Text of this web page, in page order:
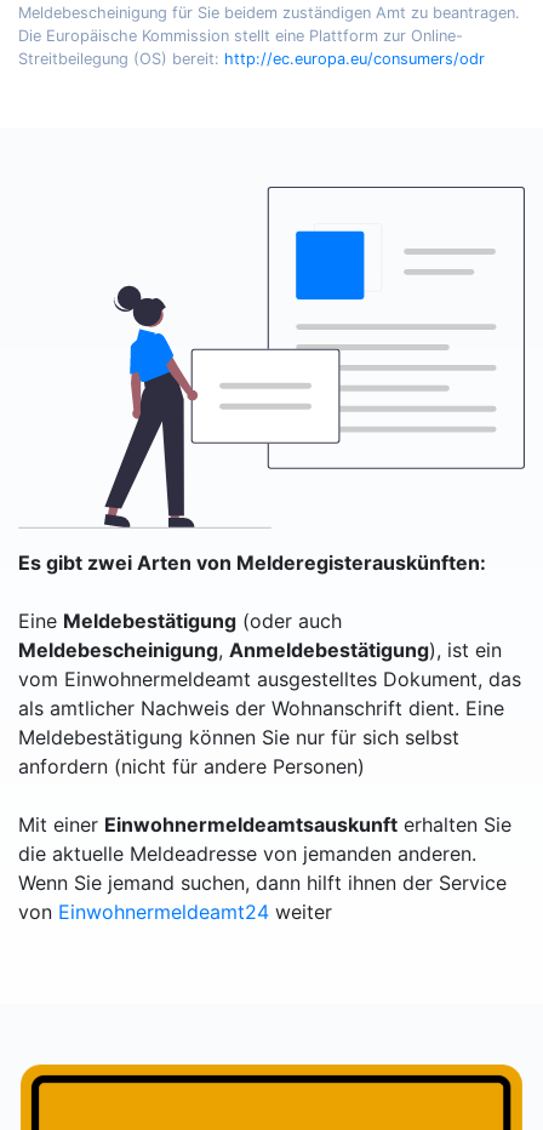
Meldebescheinigung für Sie beidem zuständigen Amt zu beantragen.
Die Europäische Kommission stellt eine Plattform zur Online-
Streitbeilegung (OS) bereit: http://ec.europa.eu/consumers/odr
Es gibt zwei Arten von Melderegisterauskünften:
Eine Meldebestätigung (oder auch
Meldebescheinigung, Anmeldebestätigung), ist ein
vom Einwohnermeldeamt ausgestelltes Dokument, das
als amtlicher Nachweis der Wohnanschrift dient. Eine
Meldebestätigung können Sie nur für sich selbst
anfordern (nicht für andere Personen)
Mit einer Einwohnermeldeamtsauskunft erhalten Sie
die aktuelle Meldeadresse von jemanden anderen.
Wenn Sie jemand suchen, dann hilft ihnen der Service
von Einwohnermeldeamt24 weiter